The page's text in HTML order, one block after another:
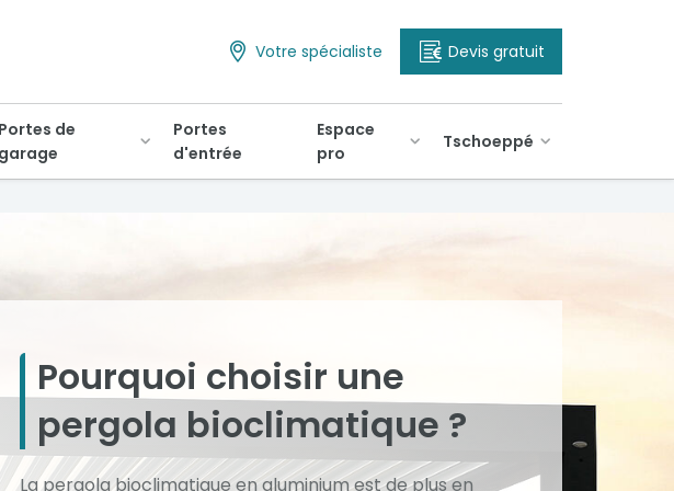
Votre spécialiste Devis gratuit
Portes de
garage
Portes
d'entrée
Espace
pro
Tschoeppé
Pourquoi choisir une
pergola bioclimatique ?
La pergola bioclimatique en aluminium est de plus en